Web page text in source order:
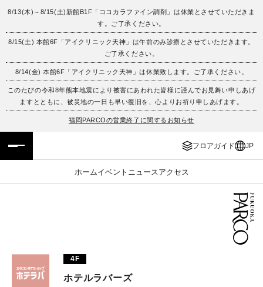
8/13(木)～8/15(土)新館B1F「ココカラファイン調剤」は休業とさせていただきま
す。ご了承ください。
8/15(土) 本館6F「アイクリニック天神」は午前のみ診療とさせていただきます。
ご了承ください。
8/14(金) 本館6F「アイクリニック天神」は休業致します。ご了承ください。
このたびの令和8年熊本地震により被害にあわれた皆様に謹んでお見舞い申しあげ
ますとともに、被災地の一日も早い復旧を、心よりお祈り申しあげます。
福岡PARCOの営業終了に関するお知らせ
フロアガイド JP
ホームイベント ニュース アクセス
フロアガイド
施設案内・アクセス
イベント・ポップアップ
レストラン・カフェ
ENGLISH
繁体字
簡体字
ภาษาไทย
4F
ホテルラバーズ